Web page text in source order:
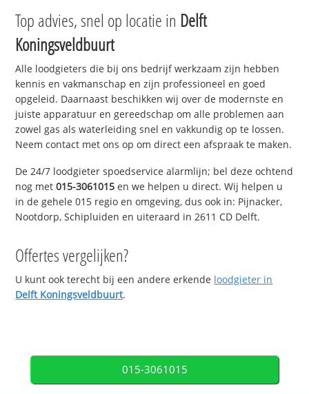
Top advies, snel op locatie in Delft
Koningsveldbuurt
Alle loodgieters die bij ons bedrijf werkzaam zijn hebben
kennis en vakmanschap en zijn professioneel en goed
opgeleid. Daarnaast beschikken wij over de modernste en
juiste apparatuur en gereedschap om alle problemen aan
zowel gas als waterleiding snel en vakkundig op te lossen.
Neem contact met ons op om direct een afspraak te maken.
De 24/7 loodgieter spoedservice alarmlijn; bel deze ochtend
nog met015-3061015 en we helpen u direct. Wij helpen u
in de gehele 015 regio en omgeving, dus ook in: Pijnacker,
Nootdorp, Schipluiden en uiteraard in 2611 CD Delft.
Offertes vergelijken?
U kunt ook terecht bij een andere erkende loodgieter in
Delft Koningsveldbuurt.
015-3061015